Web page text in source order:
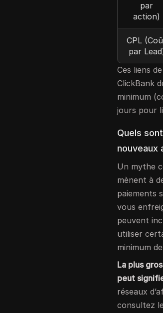
par
action)
CPL
par
Ces liens
ClickBank
minimum
jours pour
Quels
nouveaux
Un mythe
mènent à
paiements
vous
peuvent
utiliser
minimum
La plus
peut
réseaux
consultez